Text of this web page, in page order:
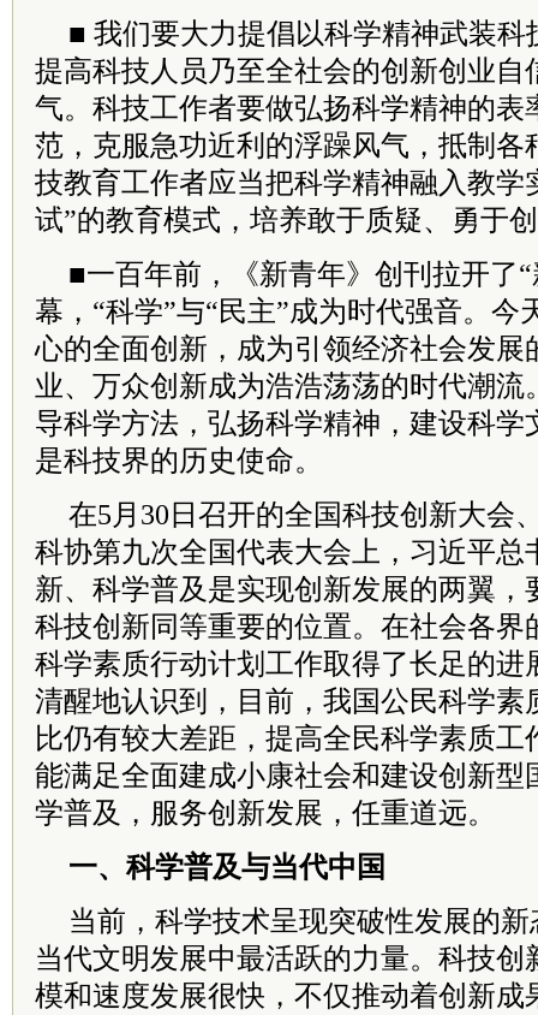
■ 我们要大力提倡以科学精神武装科
提高科技人员乃至全社会的创新创业自
气。科技工作者要做弘扬科学精神的表
范，克服急功近利的浮躁风气，抵制各
技教育工作者应当把科学精神融入教
试”的教育模式，培养敢于质疑、勇于
■一百年前，《新青年》创刊拉开了
幕，“科学”与“民主”成为时代强音。今
心的全面创新，成为引领经济社会发展
业、万众创新成为浩浩荡荡的时代潮流
导科学方法，弘扬科学精神，建设科学
是科技界的历史使命。
在5月30日召开的全国科技创新大会
科协第九次全国代表大会上，习近平总
新、科学普及是实现创新发展的两翼，
科技创新同等重要的位置。在社会各界
科学素质行动计划工作取得了长足的进
清醒地认识到，目前，我国公民科学素
比仍有较大差距，提高全民科学素质工
能满足全面建成小康社会和建设创新型
学普及，服务创新发展，任重道远。
一、科学普及与当代中国
当前，科学技术呈现突破性发展的
当代文明发展中最活跃的力量。科技创
模和速度发展很快，不仅推动着创新成